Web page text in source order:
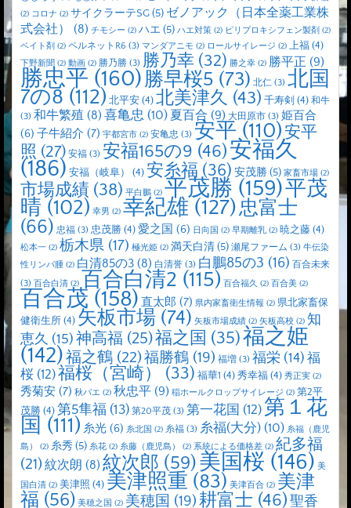
(2) コロナ (2) サイクラーテSG(5) ゼノアック（日本全薬工業株
式会社）
(8) チモシー (2) ハエ (5) ハエ対策 (2) ピリプロキシフェン製剤 (2)
ベイト剤 (2) ペルネットR6 (3) マンダアニモ (2) ロールサイレージ (2) 上福 (4)
下野新聞 (2) 動画 (2) 勝乃勝 (3) 勝乃幸 (32) 勝之幸 (2) 勝平正 (9)
勝忠平 (160)勝早桜5 (73) 北仁 (3) 北国
7の8 (112) 北平安 (4) 北美津久 (43) 千寿剣 (4) 和牛
(3) 和牛繁殖 (8) 喜亀忠 (10) 夏百合 (9) 大田原市 (3) 姫百合
(6) 子牛紹介 (7) 宇都宮市 (2) 安亀忠 (3) 安平(110)安平
照 (27) 安福 (3) 安福165の9 (46)安福久
(186) 安福（岐阜） (4) 安糸福 (36) 安茂勝 (5) 家畜市場 (2)
市場成績 (38) 平白鵬 (2) 平茂勝 (159)平茂
晴 (102) 幸男 (2) 幸紀雄 (127)忠富士
(66) 忠福 (3) 忠茂勝 (4) 愛之国 (6) 日向国 (2) 早期離乳 (2) 暁之藤 (4)
松本一 (2) 栃木県 (17) 極光姫 (2) 満天白清(5) 瀬尾ファーム (3) 牛伝染
性リンパ腫 (2) 白清85の3 (8) 白清誉 (3) 白鵬85の3 (16) 百合未来
(3) 百合白清 (2) 百合白清2 (115) 百合福久 (2) 百合美 (2)
百合茂 (158) 直太郎 (7) 県内家畜衛生情報 (2) 県北家畜保
健衛生所 (4) 矢板市場 (74) 矢板市場成績 (2) 矢板高校 (2) 知
恵久 (15) 神高福 (25)福之国 (35)福之姫
(142)福之鶴 (22)福勝鶴 (19) 福増 (3) 福栄 (14) 福
桜 (12)福桜（宮崎） (33) 福華1 (4) 秀幸福 (4) 秀正実 (2)
秀菊安 (7) 秋バエ (2) 秋忠平 (9) 稲ホールクロップサイレージ (2) 第2平
茂勝 (4) 第5隼福 (13) 第20平茂 (3) 第一花国 (12) 第１花
国 (111) 糸光 (6) 糸北国 (2) 糸福 (3) 糸福(大分) (10) 糸福（鹿児
島）
(2) 糸秀 (5) 糸花 (2) 糸藤（鹿児島） (2) 系統による価格差 (2) 紀多福
(21) 紋次朗 (8) 紋次郎 (59)美国桜 (146) 美
国白清 (2) 美津照 (4) 美津照重 (83) 美津百合 (2) 美津
福 (56) 美穂之国 (2) 美穂国 (19)耕富士 (46)聖香